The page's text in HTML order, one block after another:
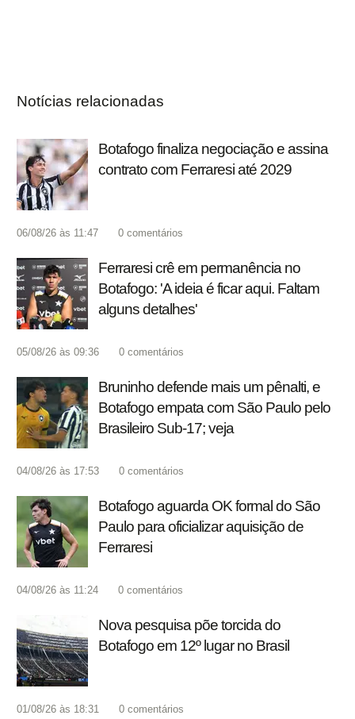
Notícias relacionadas
Botafogo finaliza negociação e assina
contrato com Ferraresi até 2029
06/08/26 às 11:47 0 comentários
Ferraresi crê em permanência no
Botafogo: 'A ideia é ficar aqui. Faltam
alguns detalhes'
05/08/26 às 09:36 0 comentários
Bruninho defende mais um pênalti, e
Botafogo empata com São Paulo pelo
Brasileiro Sub-17; veja
04/08/26 às 17:53 0 comentários
Botafogo aguarda OK formal do São
Paulo para oficializar aquisição de
Ferraresi
04/08/26 às 11:24 0 comentários
Nova pesquisa põe torcida do
Botafogo em 12º lugar no Brasil
01/08/26 às 18:31 0 comentários